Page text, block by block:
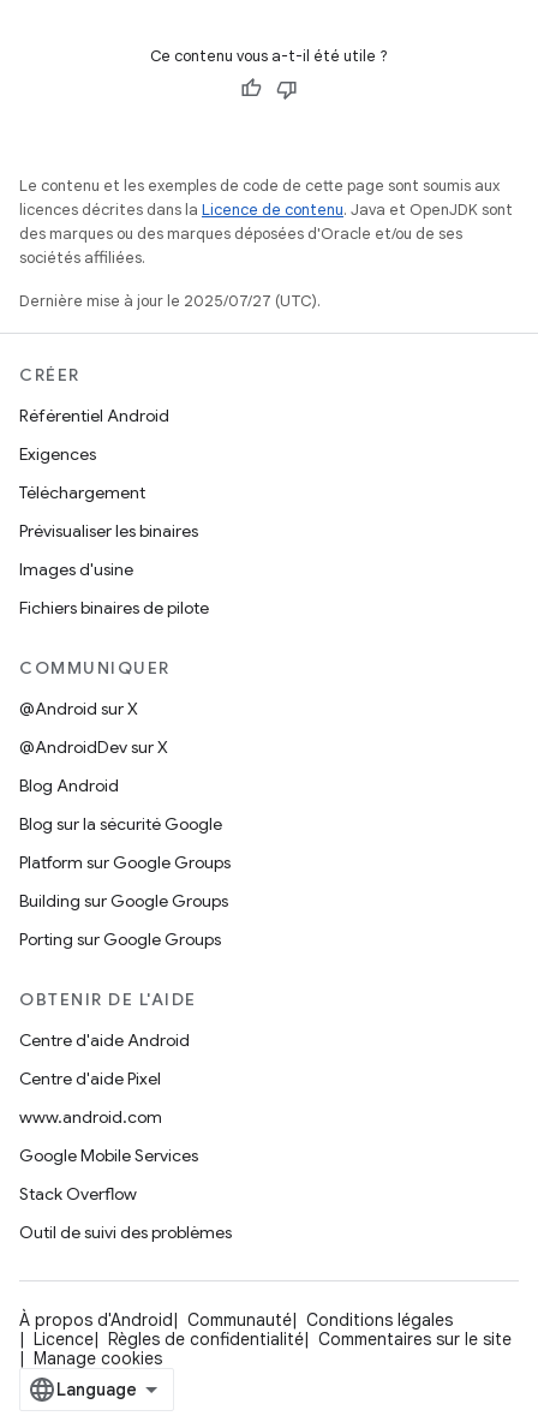
Ce contenu vous a-t-il été utile ?
Le contenu et les exemples de code de cette page sont soumis aux
licences décrites dans la Licence de contenu. Java et OpenJDK sont
des marques ou des marques déposées d'Oracle et/ou de ses
sociétés affiliées.
Dernière mise à jour le 2025/07/27 (UTC).
CRÉER
Référentiel Android
Exigences
Téléchargement
Prévisualiser les binaires
Images d'usine
Fichiers binaires de pilote
COMMUNIQUER
@Android sur X
@AndroidDev sur X
Blog Android
Blog sur la sécurité Google
Platform sur Google Groups
Building sur Google Groups
Porting sur Google Groups
OBTENIR DE L'AIDE
Centre d'aide Android
Centre d'aide Pixel
www.android.com
Google Mobile Services
Stack Overflow
Outil de suivi des problèmes
À propos d'Android Communauté
Conditions légales
Licence
Règles de confidentialité
Commentaires sur le site
Manage cookies